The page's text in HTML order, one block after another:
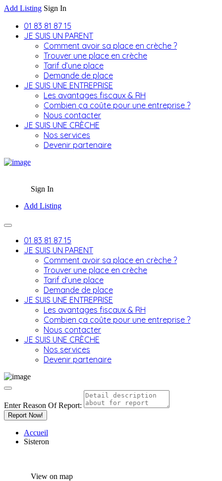
Add Listing Sign In
01 83 81 87 15
JE SUIS UN PARENT
Comment avoir sa place en crèche ?
Trouver une place en crèche
Tarif d’une place
Demande de place
JE SUIS UNE ENTREPRISE
Les avantages fiscaux & RH
Combien ça coûte pour une entreprise ?
Nous contacter
JE SUIS UNE CRÈCHE
Nos services
Devenir partenaire
Sign In
Add Listing
01 83 81 87 15
JE SUIS UN PARENT
Comment avoir sa place en crèche ?
Trouver une place en crèche
Tarif d’une place
Demande de place
JE SUIS UNE ENTREPRISE
Les avantages fiscaux & RH
Combien ça coûte pour une entreprise ?
Nous contacter
JE SUIS UNE CRÈCHE
Nos services
Devenir partenaire
Enter Reason Of Report:
Report Now!
Accueil
Sisteron
View on map